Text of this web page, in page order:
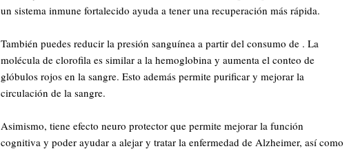
un sistema inmune fortalecido ayuda a tener una recuperación más rápida.
También puedes reducir la presión sanguínea a partir del consumo de . La
molécula de clorofila es similar a la hemoglobina y aumenta el conteo de
glóbulos rojos en la sangre. Esto además permite purificar y mejorar la
circulación de la sangre.
Asimismo, tiene efecto neuro protector que permite mejorar la función
cognitiva y poder ayudar a alejar y tratar la enfermedad de Alzheimer, así como